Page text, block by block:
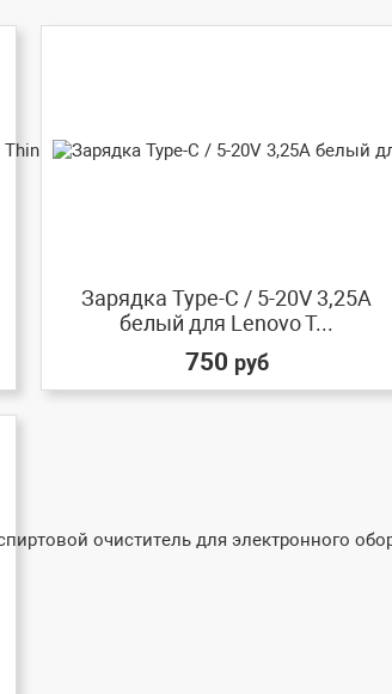
Зарядка Type-C / 5-20V 3,25A
белый для Lenovo T...
750 руб